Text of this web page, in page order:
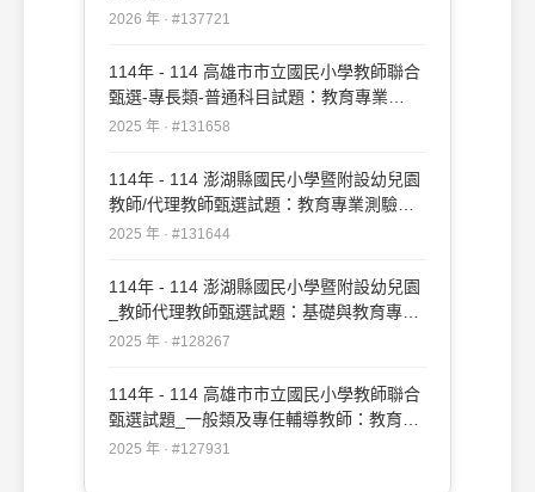
2026 年 · #137721
114年 - 114 高雄市市立國民小學教師聯合
甄選-專長類-普通科目試題：教育專業
#131658
2025 年 · #131658
114年 - 114 澎湖縣國民小學暨附設幼兒園
教師/代理教師甄選試題：教育專業測驗
#131644
2025 年 · #131644
114年 - 114 澎湖縣國民小學暨附設幼兒園
_教師代理教師甄選試題：基礎與教育專業
測驗#128267
2025 年 · #128267
114年 - 114 高雄市市立國民小學教師聯合
甄選試題_一般類及專任輔導教師：教育專
業#127931
2025 年 · #127931